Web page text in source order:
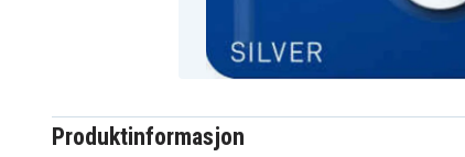
Produktinformasjon